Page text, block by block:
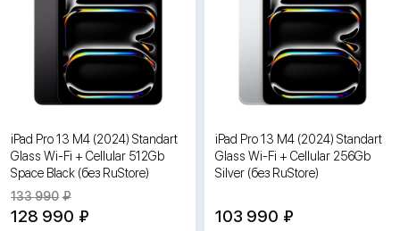
iPad Pro 13 M4 (2024) Standart
Glass Wi-Fi + Cellular 512Gb
Space Black (без RuStore)
133 990
128 990
iPad Pro 13 M4 (2024) Standart
Glass Wi-Fi + Cellular 256Gb
Silver (без RuStore)
103 990